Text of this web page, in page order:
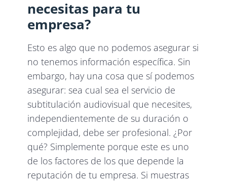
necesitas para tu
empresa?
Esto es algo que no podemos asegurar si
no tenemos información específica. Sin
embargo, hay una cosa que sí podemos
asegurar: sea cual sea el servicio de
subtitulación audiovisual que necesites,
independientemente de su duración o
complejidad, debe ser profesional. ¿Por
qué? Simplemente porque este es uno
de los factores de los que depende la
reputación de tu empresa. Si muestras